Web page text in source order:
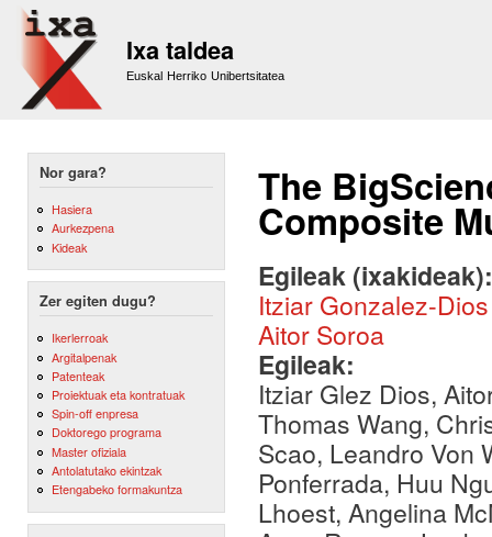
Ixa taldea
Euskal Herriko Unibertsitatea
Nor gara?
Hasiera
Aurkezpena
Kideak
Zer egiten dugu?
Ikerlerroak
Argitalpenak
Patenteak
Proiektuak eta kontratuak
Spin-off enpresa
Doktorego programa
Master ofiziala
Antolatutako ekintzak
Etengabeko formakuntza
The
Composite
Egileak
Itziar Gonzalez-Dios
Aitor Soroa
Egileak:
Itziar Glez Dios,
Thomas Wang,
Scao, Leandro Von
Ponferrada, Huu
Lhoest, Angelina